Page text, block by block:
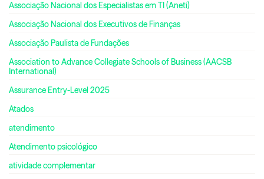
Associação Nacional dos Especialistas em TI (Aneti)
Associação Nacional dos Executivos de Finanças
Associação Paulista de Fundações
Association to Advance Collegiate Schools of Business (AACSB
International)
Assurance Entry-Level 2025
Atados
atendimento
Atendimento psicológico
atividade complementar